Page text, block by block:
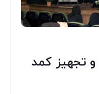
و تجهیز کمد